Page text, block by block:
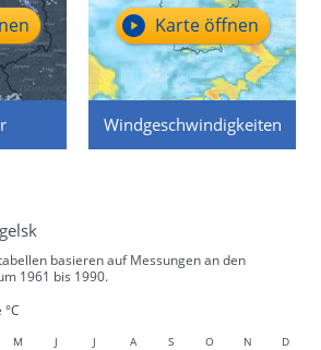
Windgeschwindigkeiten
Karte öffnen
basieren auf Messungen an den
1961 bis 1990.
M J J A S O N D